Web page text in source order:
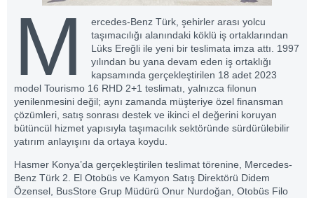
M
ercedes-Benz Türk, şehirler arası yolcu
taşımacılığı alanındaki köklü iş ortaklarından
Lüks Ereğli ile yeni bir teslimata imza attı. 1997
yılından bu yana devam eden iş ortaklığı
kapsamında gerçekleştirilen 18 adet 2023
model Tourismo 16 RHD 2+1 teslimatı, yalnızca filonun
yenilenmesini değil; aynı zamanda müşteriye özel finansman
çözümleri, satış sonrası destek ve ikinci el değerini koruyan
bütüncül hizmet yapısıyla taşımacılık sektöründe sürdürülebilir
yatırım anlayışını da ortaya koydu.
Hasmer Konya’da gerçekleştirilen teslimat törenine, Mercedes-
Benz Türk 2. El Otobüs ve Kamyon Satış Direktörü Didem
Özensel, BusStore Grup Müdürü Onur Nurdoğan, Otobüs Filo